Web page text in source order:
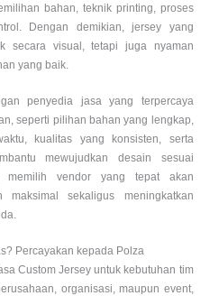
bahan, teknik printing, proses
Dengan demikian, jersey yang
secara visual, tetapi juga nyaman
yang baik.
penyedia jasa yang terpercaya
seperti pilihan bahan yang lengkap,
kualitas yang konsisten, serta
mewujudkan desain sesuai
memilih vendor yang tepat akan
sekaligus meningkatkan
Percayakan kepada Polza
Custom Jersey untuk kebutuhan tim
organisasi, maupun event,